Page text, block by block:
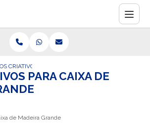
CRIATIVOS PARA CAIXA DE MADEIRA GRANDE
PARA CAIXA DE